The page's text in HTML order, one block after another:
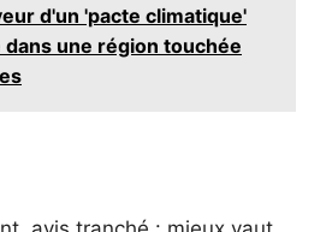
d'un 'pacte climatique'
dans une région touchée